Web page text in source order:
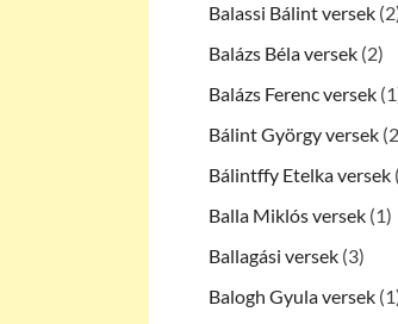
Balassi Bálint versek
Balázs Béla versek (2)
Balázs Ferenc versek
Bálint György versek
Bálintffy Etelka versek
Balla Miklós versek (1)
Ballagási versek (3)
Balogh Gyula versek